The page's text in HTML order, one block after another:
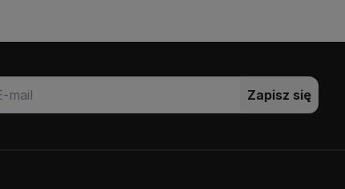
Zapisz się